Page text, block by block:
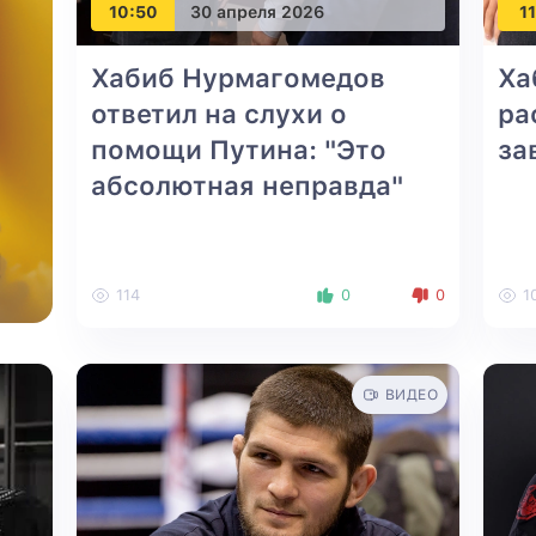
10:50 30 апреля 2026
Хабиб Нурмагомедов
ответил на слухи о
помощи Путина: "Это
абсолютная неправда"
114 0 0
ВИДЕО